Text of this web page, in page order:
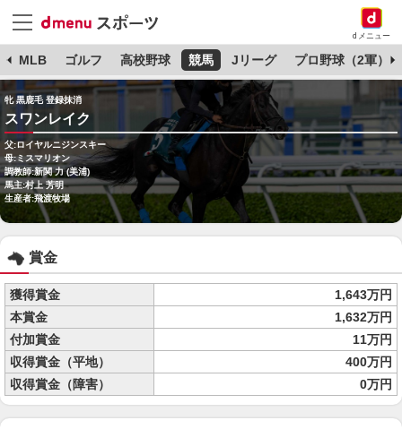
dメニュー
MLB ゴルフ 高校野球 競馬 Jリーグ プロ野球（2軍）
牝 黒鹿毛 登録抹消
スワンレイク
父:ロイヤルニジンスキー
母:ミスマリオン
調教師:新関 力 (美浦)
馬主:村上 芳明
生産者:飛渡牧場
賞金
獲得賞金
1,643万円
本賞金
1,632万円
付加賞金
11万円
収得賞金（平地）
400万円
収得賞金（障害）
0万円